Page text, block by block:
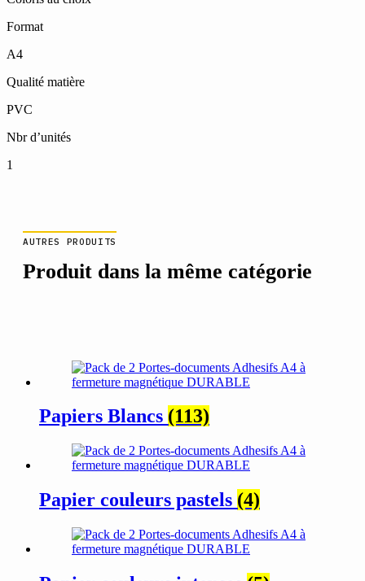
Format
A4
Qualité matière
PVC
Nbr d’unités
1
AUTRES PRODUITS
Produit dans la même catégorie
Papiers Blancs (113)
Papier couleurs pastels (4)